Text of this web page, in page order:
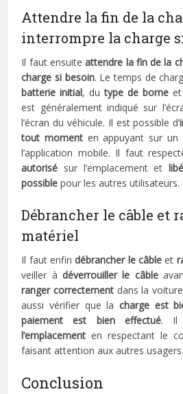
Attendre la fin de la
interrompre la charge
Il faut ensuiteattendre la fin de la
charge si besoin. Le temps de
batterie initial, dutype de borne
est généralement indiqué sur
l’écran du véhicule. Il est possible d’
tout momenten appuyant sur un
l’application mobile. Il faut
autorisé sur l’emplacement et
possible pour les autres utilisateurs.
Débrancher le câble et
matériel
Il faut enfindébrancher le câbleet
veiller àdéverrouiller le câble
ranger correctementdans la
aussi vérifier que la charge est
paiement est bien effectué. Il
l’emplacement en respectant le
faisant attention aux autres usagers.
Conclusion